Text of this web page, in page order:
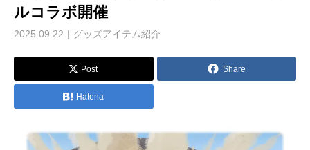
ルコラボ開催
2025.09.22 グッズアイテム紹介
Post Share
Hatena